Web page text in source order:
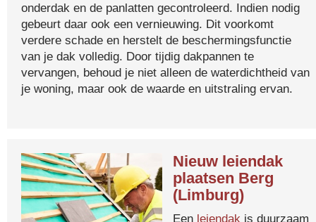
onderdak en de panlatten gecontroleerd. Indien nodig
gebeurt daar ook een vernieuwing. Dit voorkomt
verdere schade en herstelt de beschermingsfunctie
van je dak volledig. Door tijdig dakpannen te
vervangen, behoud je niet alleen de waterdichtheid van
je woning, maar ook de waarde en uitstraling ervan.
Nieuw leiendak
plaatsen Berg
(Limburg)
Een leiendak is duurzaam